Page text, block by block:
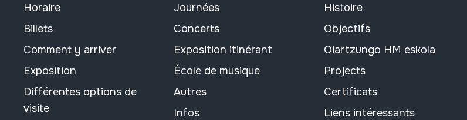
Horaire
Billets
Comment y arriver
Exposition
Différentes options de
visite
Journées
Concerts
Exposition itinérant
École de musique
Autres
Infos
Histoire
Objectifs
Oiartzungo HM eskola
Projects
Certificats
Liens intéressants